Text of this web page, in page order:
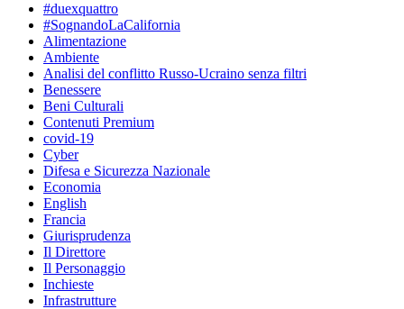
#duexquattro
#SognandoLaCalifornia
Alimentazione
Ambiente
Analisi del conflitto Russo-Ucraino senza filtri
Benessere
Beni Culturali
Contenuti Premium
covid-19
Cyber
Difesa e Sicurezza Nazionale
Economia
English
Francia
Giurisprudenza
Il Direttore
Il Personaggio
Inchieste
Infrastrutture